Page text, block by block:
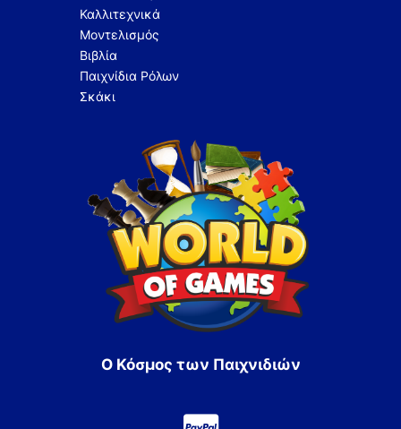
Καλλιτεχνικά
Μοντελισμός
Βιβλία
Παιχνίδια Ρόλων
Σκάκι
Ο Κόσμος των Παιχνιδιών